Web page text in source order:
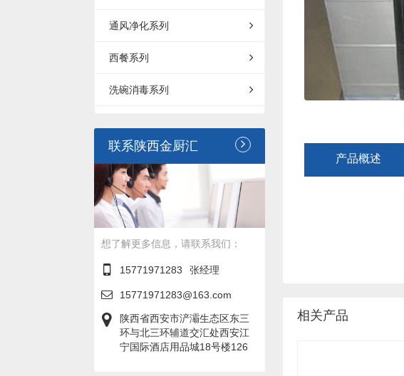
通风净化系列
西餐系列
洗碗消毒系列
联系陕西金厨汇
想了解更多信息，请联系我们：
15771971283 张经理
15771971283@163.com
陕西省西安市浐灞生态区东三
环与北三环辅道交汇处西安江
宁国际酒店用品城18号楼126
产品概述
相关产品